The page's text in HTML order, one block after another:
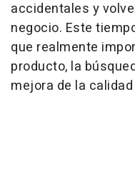
accidentales y
negocio. Este
que realmente
producto, la
mejora de la